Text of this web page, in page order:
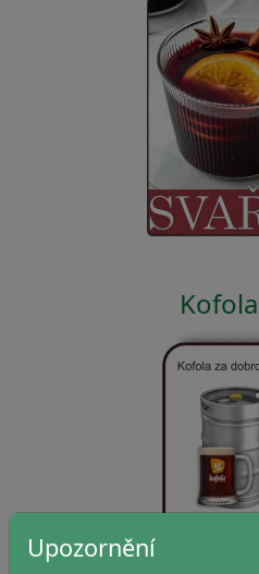
Upozornění